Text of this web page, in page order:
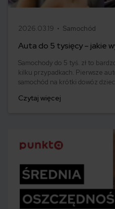
2026.03.19 • Samochód
Auta do 5 tysięcy – jakie
Samochody do 5 tyś. zł to
kilku przypadkach. Pierwsze
samochód na krótki dowóz
Jaki samochód do 5 tysięcy zł
Czytaj więcej